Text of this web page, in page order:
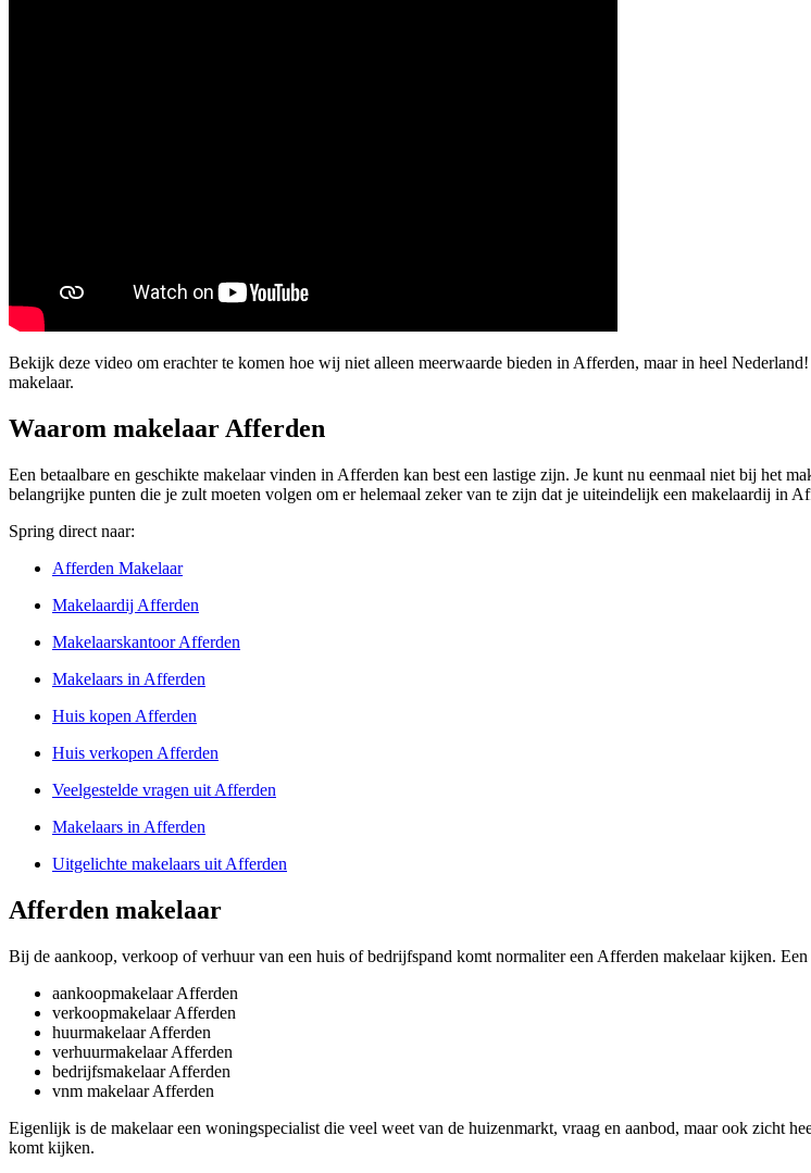
Bekijk deze video om erachter te komen hoe wij niet alleen meerwaarde bieden in Afferden, maar in heel
makelaar.
Waarom makelaar Afferden
Een betaalbare en geschikte makelaar vinden in Afferden kan best een lastige zijn. Je kunt nu eenmaal niet bij het
belangrijke punten die je zult moeten volgen om er helemaal zeker van te zijn dat je uiteindelijk een makelaardij in
Spring direct naar:
Afferden Makelaar
Makelaardij Afferden
Makelaarskantoor Afferden
Makelaars in Afferden
Huis kopen Afferden
Huis verkopen Afferden
Veelgestelde vragen uit Afferden
Makelaars in Afferden
Uitgelichte makelaars uit Afferden
Afferden makelaar
Bij de aankoop, verkoop of verhuur van een huis of bedrijfspand komt normaliter een Afferden makelaar kijken.
aankoopmakelaar Afferden
verkoopmakelaar Afferden
huurmakelaar Afferden
verhuurmakelaar Afferden
bedrijfsmakelaar Afferden
vnm makelaar Afferden
Eigenlijk is de makelaar een woningspecialist die veel weet van de huizenmarkt, vraag en aanbod, maar ook zicht
komt kijken.